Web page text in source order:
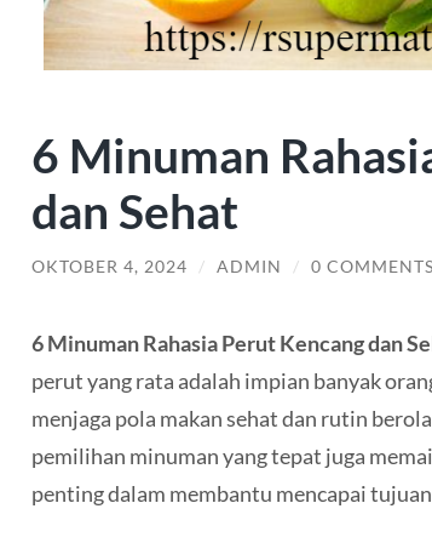
6 Minuman
dan Sehat
OKTOBER 4, 2024 / ADMIN / 0 COMMENTS
6 Minuman Rahasia Perut Kencang dan
perut yang rata adalah impian banyak
menjaga pola makan sehat dan rutin
pemilihan minuman yang tepat juga
penting dalam membantu mencapai